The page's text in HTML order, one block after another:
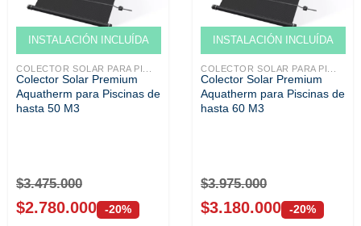
INSTALACIÓN INCLUÍDA
Venta solo ONLINE
COLECTOR SOLAR PARA PI...
Colector Solar Premium
Aquatherm para Piscinas de
hasta 50 M3
$3.475.000
$2.780.000 -20%
INSTALACIÓN INCLUÍDA
Venta solo ONLINE
COLECTOR SOLAR PARA PI...
Colector Solar Premium
Aquatherm para Piscinas de
hasta 60 M3
$3.975.000
$3.180.000 -20%